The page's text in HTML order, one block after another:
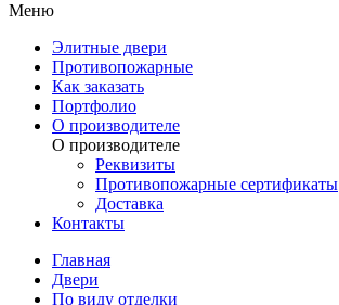
Меню
Элитные двери
Противопожарные
Как заказать
Портфолио
О производителе
О производителе
Реквизиты
Противопожарные сертификаты
Доставка
Контакты
Главная
Двери
По виду отделки